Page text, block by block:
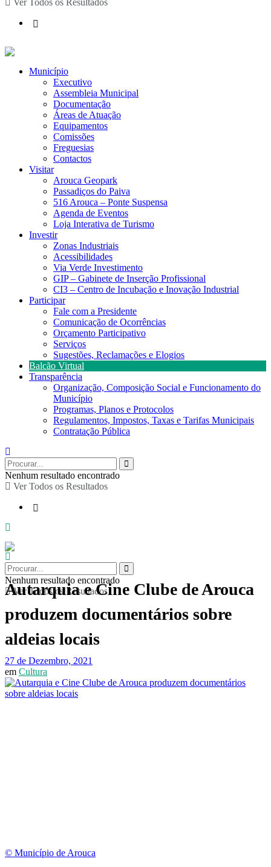
Ver Todos os Resultados
Município
Executivo
Assembleia Municipal
Documentação
Áreas de Atuação
Equipamentos
Comissões
Freguesias
Contactos
Visitar
Arouca Geopark
Passadiços do Paiva
516 Arouca – Ponte Suspensa
Agenda de Eventos
Loja Interativa de Turismo
Investir
Zonas Industriais
Acessibilidades
Via Verde Investimento
GIP – Gabinete de Inserção Profissional
CI3 – Centro de Incubação e Inovação Industrial
Participar
Fale com a Presidente
Comunicação de Ocorrências
Orçamento Participativo
Serviços
Sugestões, Reclamações e Elogios
Balcão Virtual
Transparência
Organização, Composição Social e Funcionamento do
Município
Programas, Planos e Protocolos
Regulamentos, Impostos, Taxas e Tarifas Municipais
Contratação Pública
Nenhum resultado encontrado
Ver Todos os Resultados
Nenhum resultado encontrado
Ver Todos os Resultados
Autarquia e Cine Clube de Arouca
produzem documentários sobre
aldeias locais
27 de Dezembro, 2021
em Cultura
© Município de Arouca